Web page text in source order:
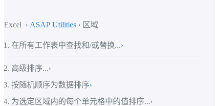
Excel › ASAP Utilities › 区域
在所有工作表中查找和/或替换...›
高级排序...›
按随机顺序为数据排序›
为选定区域内的每个单元格中的值排序...›